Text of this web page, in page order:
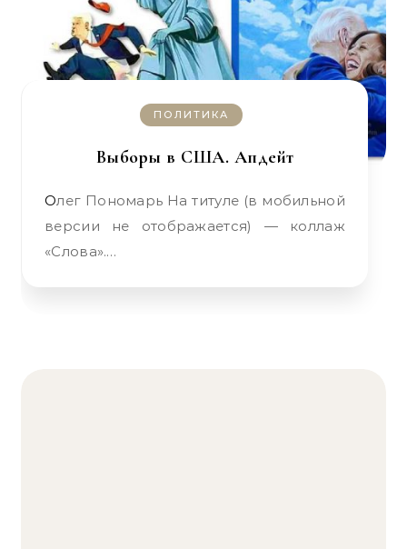
ПОЛИТИКА
Выборы в США. Апдейт
Олег Пономарь На титуле (в мобильной
версии не отображается) — коллаж
«Слова».…